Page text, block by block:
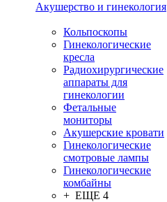
Акушерство и гинекология
Кольпоскопы
Гинекологические
кресла
Радиохирургические
аппараты для
гинекологии
Фетальные
мониторы
Акушерские кровати
Гинекологические
смотровые лампы
Гинекологические
комбайны
+ ЕЩЕ 4